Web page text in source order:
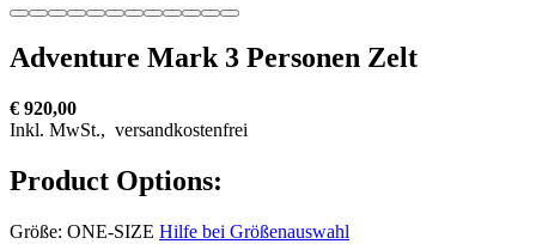
Adventure Mark 3 Personen Zelt
€ 920,00
Inkl. MwSt., versandkostenfrei
Product Options:
Größe: ONE-SIZE Hilfe bei Größenauswahl